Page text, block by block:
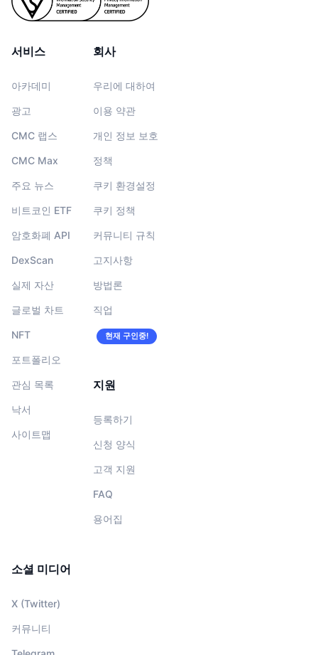
서비스
아카데미
광고
CMC 랩스
CMC Max
주요 뉴스
비트코인 ETF
암호화폐 API
DexScan
실제 자산
글로벌 차트
NFT
포트폴리오
관심 목록
낙서
사이트맵
회사
우리에 대하여
이용 약관
개인 정보 보호
정책
쿠키 환경설정
쿠키 정책
커뮤니티 규칙
고지사항
방법론
직업
현재 구인중!
지원
등록하기
신청 양식
고객 지원
FAQ
용어집
소셜 미디어
X (Twitter)
커뮤니티